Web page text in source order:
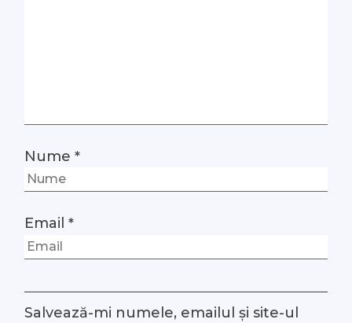
Nume*
Email*
Salvează-mi numele, emailul și site-ul